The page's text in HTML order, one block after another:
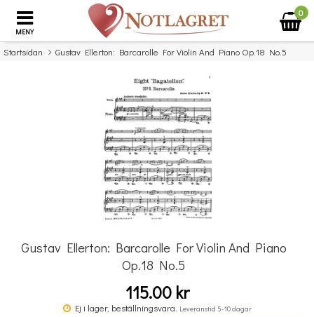
MENY
0
Startsidan Gustav Ellerton: Barcarolle For Violin And Piano Op.18 No.5
Missa inte detta...
Michael Aaron Piano Course: Lessons Grade Four
Gustav Ellerton: Barcarolle For Violin And Piano
Op.18 No.5
115.00 kr
Ej i lager, beställningsvara. Leveranstid 5-10 dagar